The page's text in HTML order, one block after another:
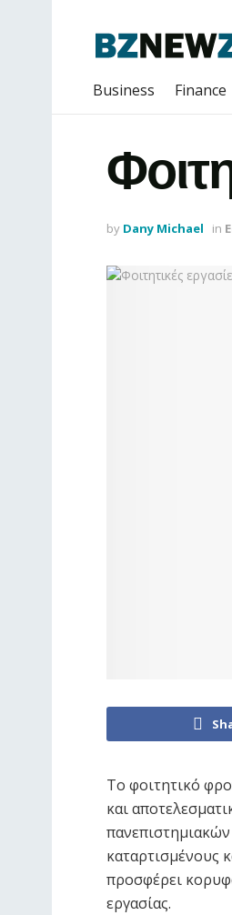
Business Finance
by Dany Michael in
Το φοιτητικό
και
καταρτισμένους
προσφέρει
εργασίας.